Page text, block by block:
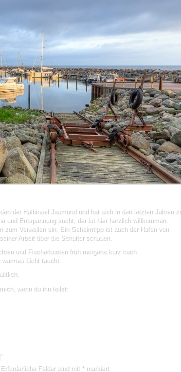
der Halbinsel Jasmund und hat sich in den letzten Jahren zu
und Entspannung sucht, der ist hier herzlich willkommen.
zum Verweilen ein. Ein Geheimtipp ist auch der Hafen von
Arbeit über die Schulter schauen.
und Fischerbooten früh morgens kurz nach
Licht taucht.
wenn du ihn teilst:
Erforderliche Felder sind mit *markiert